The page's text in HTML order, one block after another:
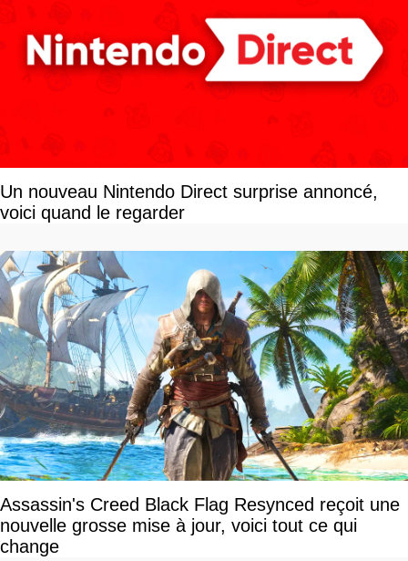
Un nouveau Nintendo Direct surprise annoncé,
voici quand le regarder
Assassin's Creed Black Flag Resynced reçoit une
nouvelle grosse mise à jour, voici tout ce qui
change